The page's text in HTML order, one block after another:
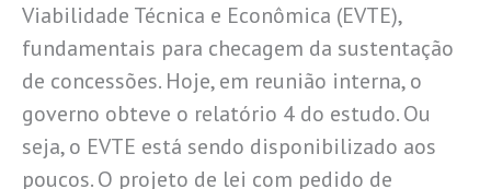
Viabilidade Técnica e Econômica (EVTE),
fundamentais para checagem da sustentação
de concessões. Hoje, em reunião interna, o
governo obteve o relatório 4 do estudo. Ou
seja, o EVTE está sendo disponibilizado aos
poucos. O projeto de lei com pedido de